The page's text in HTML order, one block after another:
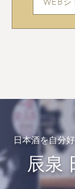
日本酒を自分
辰泉